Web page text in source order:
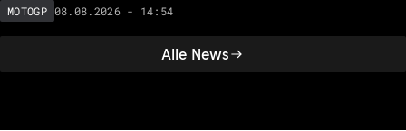
Alle News
MOTOGP 08.08.2026 - 14:54